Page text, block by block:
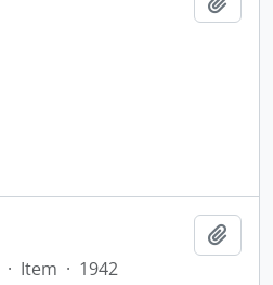
· Item · 1942